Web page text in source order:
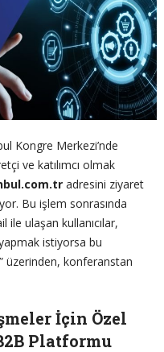
Kongre Merkezi’nde
ve katılımcı olmak
adresini ziyaret
Bu işlem sonrasında
ulaşan kullanıcılar,
istiyorsa bu
üzerinden, konferanstan
İçin Özel
Platformu